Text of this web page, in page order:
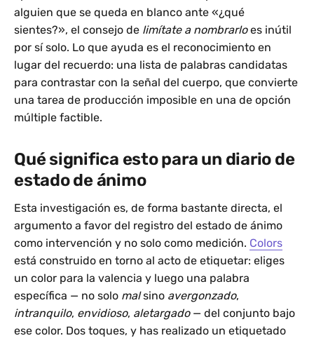
alguien que se queda en blanco ante «¿qué
sientes?», el consejo de limítate a nombrarloes inútil
por sí solo. Lo que ayuda es el reconocimiento en
lugar del recuerdo: una lista de palabras candidatas
para contrastar con la señal del cuerpo, que convierte
una tarea de producción imposible en una de opción
múltiple factible.
Qué significa esto para un diario de
estado de ánimo
Esta investigación es, de forma bastante directa, el
argumento a favor del registro del estado de ánimo
como intervención y no solo como medición. Colors
está construido en torno al acto de etiquetar: eliges
un color para la valencia y luego una palabra
específica — no solo malsino avergonzado,
intranquilo, envidioso, aletargado— del conjunto bajo
ese color. Dos toques, y has realizado un etiquetado